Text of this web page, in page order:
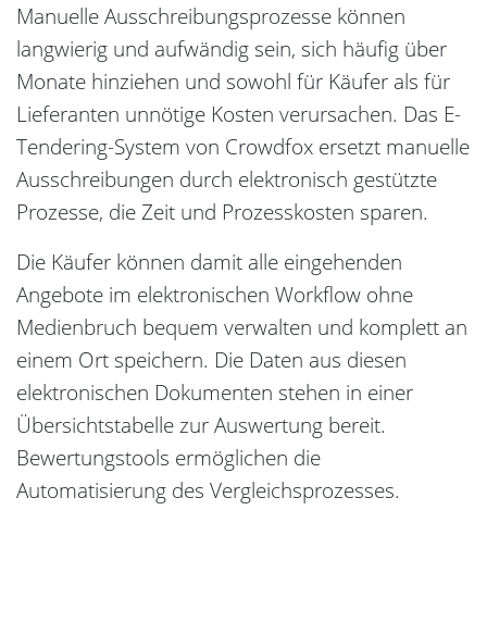
Manuelle Ausschreibungsprozesse können
langwierig und aufwändig sein, sich häufig über
Monate hinziehen und sowohl für Käufer als für
Lieferanten unnötige Kosten verursachen. Das E-
Tendering-System von Crowdfox ersetzt manuelle
Ausschreibungen durch elektronisch gestützte
Prozesse, die Zeit und Prozesskosten sparen.
Die Käufer können damit alle eingehenden
Angebote im elektronischen Workflow ohne
Medienbruch bequem verwalten und komplett an
einem Ort speichern. Die Daten aus diesen
elektronischen Dokumenten stehen in einer
Übersichtstabelle zur Auswertung bereit.
Bewertungstools ermöglichen die
Automatisierung des Vergleichsprozesses.